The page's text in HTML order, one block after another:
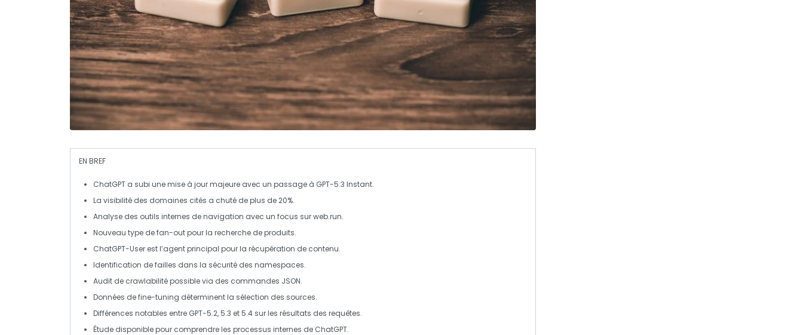
EN BREF
ChatGPT a subi une mise à jour majeure avec un passage à GPT-5.3 Instant.
La visibilité des domaines cités a chuté de plus de20%.
Analyse des outils internes denavigation avec un focus surweb.run.
Nouveau type defan-outpour la recherche de produits.
ChatGPT-User est l’agent principal pour la récupération de contenu.
Identification de failles dans la sécurité des namespaces.
Audit de crawlabilitépossible via des commandes JSON.
Données de fine-tuning déterminent la sélection des sources.
Différences notables entre GPT-5.2,5.3 et5.4 sur les résultats des requêtes.
Étude disponible pour comprendre les processus internes de ChatGPT.